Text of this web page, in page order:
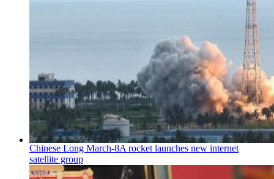
Chinese Long March-8A rocket launches new internet
satellite group